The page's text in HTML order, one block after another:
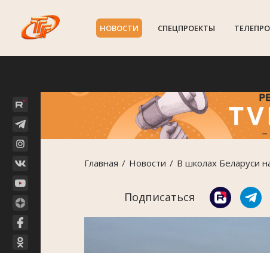
НОВОСТИ СПЕЦПРОЕКТЫ
Главная Новости В школах Беларуси
Подписаться